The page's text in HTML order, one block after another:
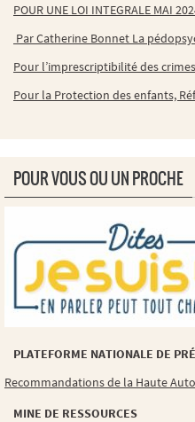
POUR UNE LOI INTEGRALE MAI
Par Catherine Bonnet La
Pour l’imprescriptibilité des
Pour la Protection des enfants,
POUR VOUS OU UN PROCHE
PLATEFORME NATIONALE DE
Recommandations de la Haute
MINE DE RESSOURCES